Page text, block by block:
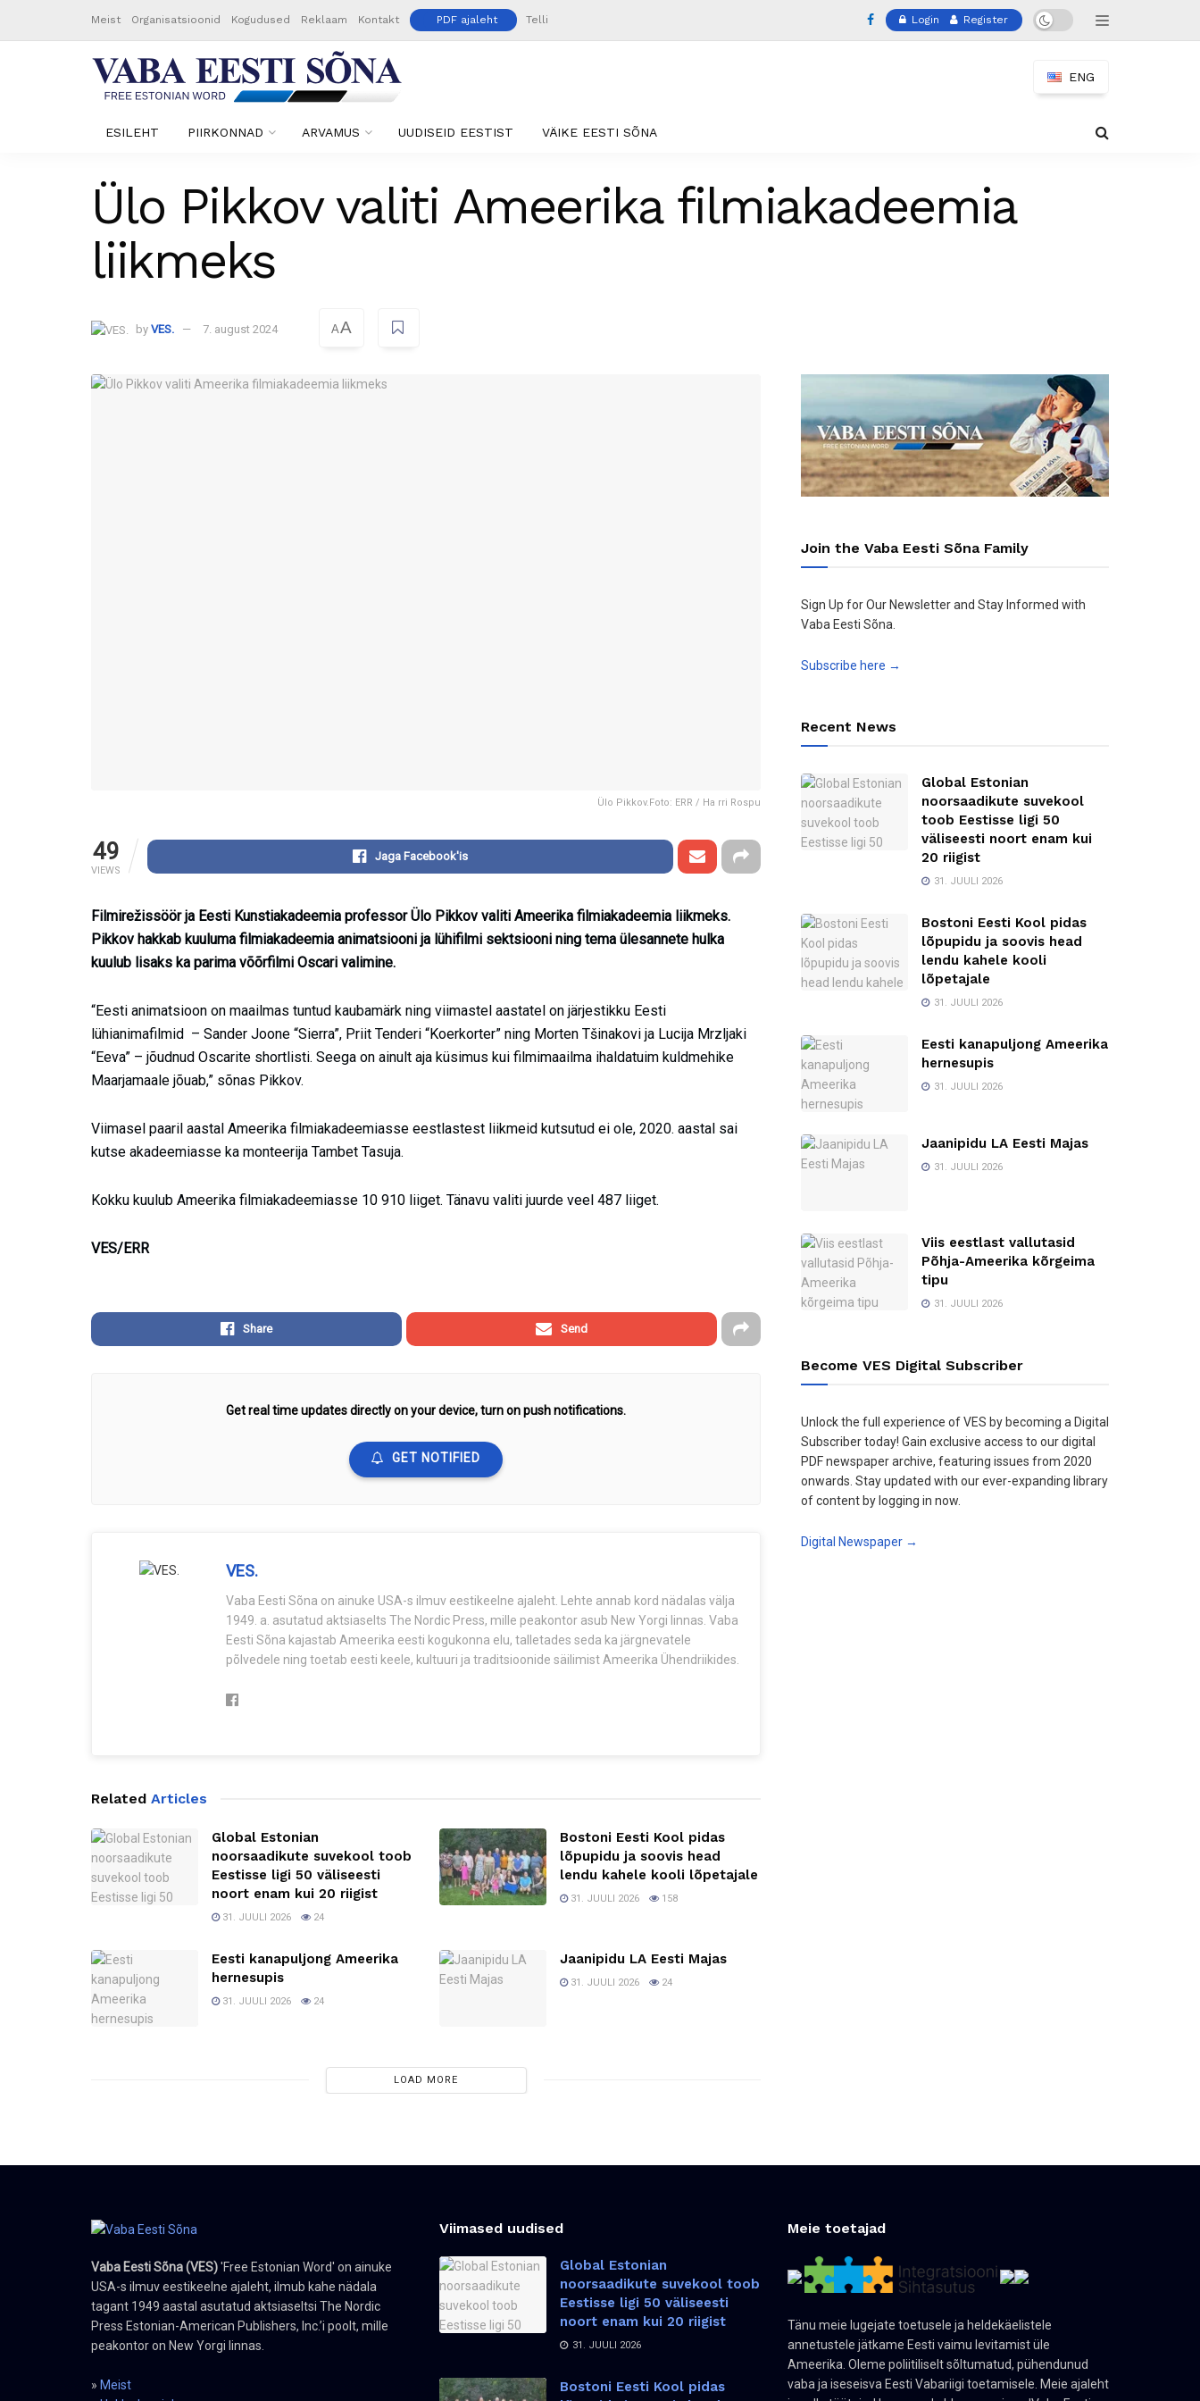
Meist Organisatsioonid Kogudused Reklaam Kontakt PDF ajaleht Telli Login Register
ENG
ESILEHT PIIRKONNAD ARVAMUS UUDISEID EESTIST VÄIKE EESTI SÕNA
Ülo Pikkov valiti Ameerika filmiakadeemia
liikmeks
by VES. 7. august 2024 AA
Ülo Pikkov.Foto: ERR / Ha rri Rospu
49
VIEWS
Jaga Facebook'is
Filmirežissöör ja Eesti Kunstiakadeemia professor Ülo Pikkov valiti Ameerika filmiakadeemia liikmeks.
Pikkov hakkab kuuluma filmiakadeemia animatsiooni ja lühifilmi sektsiooni ning tema ülesannete hulka
kuulub lisaks ka parima võõrfilmi Oscari valimine.
“Eesti animatsioon on maailmas tuntud kaubamärk ning viimastel aastatel on järjestikku Eesti
lühianimafilmid – Sander Joone “Sierra”, Priit Tenderi “Koerkorter” ning Morten Tšinakovi ja Lucija Mrzljaki
“Eeva” – jõudnud Oscarite shortlisti. Seega on ainult aja küsimus kui filmimaailma ihaldatuim kuldmehike
Maarjamaale jõuab,” sõnas Pikkov.
Viimasel paaril aastal Ameerika filmiakadeemiasse eestlastest liikmeid kutsutud ei ole, 2020. aastal sai
kutse akadeemiasse ka monteerija Tambet Tasuja.
Kokku kuulub Ameerika filmiakadeemiasse 10 910 liiget. Tänavu valiti juurde veel 487 liiget.
VES/ERR
Share Send
Get real time updates directly on your device, turn on push notifications.
GET NOTIFIED
VES.
Vaba Eesti Sõna on ainuke USA-s ilmuv eestikeelne ajaleht. Lehte annab kord nädalas välja
1949. a. asutatud aktsiaselts The Nordic Press, mille peakontor asub New Yorgi linnas. Vaba
Eesti Sõna kajastab Ameerika eesti kogukonna elu, talletades seda ka järgnevatele
põlvedele ning toetab eesti keele, kultuuri ja traditsioonide säilimist Ameerika Ühendriikides.
Related Articles
Global Estonian
noorsaadikute suvekool toob
Eestisse ligi 50 väliseesti
noort enam kui 20 riigist
31. JUULI 2026 24
Bostoni Eesti Kool pidas
lõpupidu ja soovis head
lendu kahele kooli lõpetajale
31. JUULI 2026 158
Eesti kanapuljong Ameerika
hernesupis
31. JUULI 2026 24
Jaanipidu LA Eesti Majas
31. JUULI 2026 24
LOAD MORE
Join the Vaba Eesti Sõna Family
Sign Up for Our Newsletter and Stay Informed with
Vaba Eesti Sõna.
Subscribe here →
Recent News
Global Estonian
noorsaadikute suvekool
toob Eestisse ligi 50
väliseesti noort enam kui
20 riigist
31. JUULI 2026
Bostoni Eesti Kool pidas
lõpupidu ja soovis head
lendu kahele kooli
lõpetajale
31. JUULI 2026
Eesti kanapuljong Ameerika
hernesupis
31. JUULI 2026
Jaanipidu LA Eesti Majas
31. JUULI 2026
Viis eestlast vallutasid
Põhja-Ameerika kõrgeima
tipu
31. JUULI 2026
Become VES Digital Subscriber
Unlock the full experience of VES by becoming a Digital
Subscriber today! Gain exclusive access to our digital
PDF newspaper archive, featuring issues from 2020
onwards. Stay updated with our ever-expanding library
of content by logging in now.
Digital Newspaper →
Vaba Eesti Sõna (VES)'Free Estonian Word' on ainuke
USA-s ilmuv eestikeelne ajaleht, ilmub kahe nädala
tagant 1949 aastal asutatud aktsiaseltsi The Nordic
Press Estonian-American Publishers, Inc.’i poolt, mille
peakontor on New Yorgi linnas.
» Meist
Viimased uudised
Global Estonian
noorsaadikute suvekool toob
Eestisse ligi 50 väliseesti
noort enam kui 20 riigist
31. JUULI 2026
Bostoni Eesti Kool pidas
Meie toetajad
Tänu meie lugejate toetusele ja heldekäelistele
annetustele jätkame Eesti vaimu levitamist üle
Ameerika. Oleme poliitiliselt sõltumatud, pühendunud
vaba ja iseseisva Eesti Vabariigi toetamisele. Meie ajaleht